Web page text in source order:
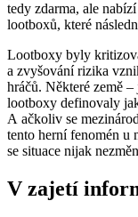
tedy zdarma, ale
lootboxů, které
Lootboxy byly
a zvyšování rizika
hráčů. Některé země
lootboxy definovaly
A ačkoliv se
tento herní fenomén u
se situace nijak
V zajetí